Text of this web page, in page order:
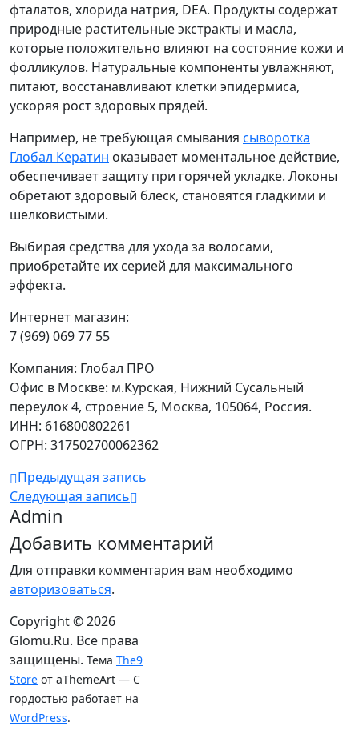
фталатов, хлорида натрия, DEA. Продукты содержат
природные растительные экстракты и масла,
которые положительно влияют на состояние кожи и
фолликулов. Натуральные компоненты увлажняют,
питают, восстанавливают клетки эпидермиса,
ускоряя рост здоровых прядей.
Например, не требующая смывания сыворотка
Глобал Кератин оказывает моментальное действие,
обеспечивает защиту при горячей укладке. Локоны
обретают здоровый блеск, становятся гладкими и
шелковистыми.
Выбирая средства для ухода за волосами,
приобретайте их серией для максимального
эффекта.
Интернет магазин:
7 (969) 069 77 55
Компания: Глобал ПРО
Офис в Москве: м.Курская, Нижний Сусальный
переулок 4, строение 5, Москва, 105064, Россия.
ИНН: 616800802261
ОГРН: 317502700062362
Предыдущая запись
Следующая запись
Admin
Добавить комментарий
Для отправки комментария вам необходимо
авторизоваться.
Copyright © 2026
Glomu.Ru. Все права
защищены. Тема The9
Store от aThemeArt — С
гордостью работает на
WordPress.